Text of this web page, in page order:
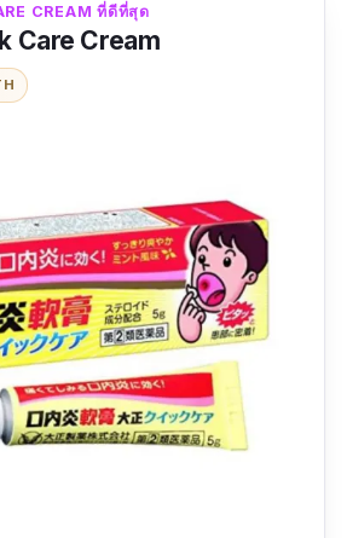
ล้วล้างออกตอนเช้า ใช้ติดต่อ
กว้างหดตัวสมานไปกับผิวเลย
1-2 วันแรกรู้สึกตกใจว่าทำไม
าคิดอยู่กับแผลเลยรู้สึกดีขึ้นเลย
เพิ่มเก็บไว้เลยอีก2กล่อง
านอาหาร
CREAM ที่ดีที่สุด
Care Cream